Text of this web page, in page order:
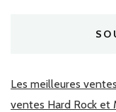
Les meilleures
ventes Hard Rock et